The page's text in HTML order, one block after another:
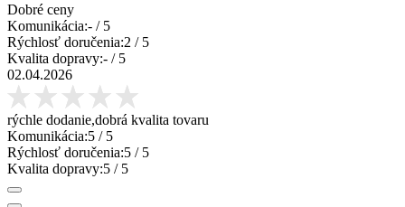
Dobré ceny
Komunikácia:- / 5
Rýchlosť doručenia:2 / 5
Kvalita dopravy:- / 5
02.04.2026
rýchle dodanie,dobrá kvalita tovaru
Komunikácia:5 / 5
Rýchlosť doručenia:5 / 5
Kvalita dopravy:5 / 5